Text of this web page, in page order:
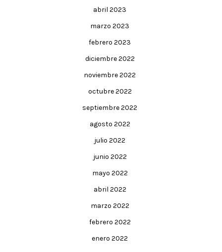
abril 2023
marzo 2023
febrero 2023
diciembre 2022
noviembre 2022
octubre 2022
septiembre 2022
agosto 2022
julio 2022
junio 2022
mayo 2022
abril 2022
marzo 2022
febrero 2022
enero 2022